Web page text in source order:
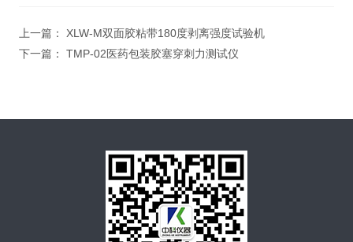
上一篇： XLW-M双面胶粘带180度剥离强度试验机
下一篇： TMP-02医药包装胶塞穿刺力测试仪